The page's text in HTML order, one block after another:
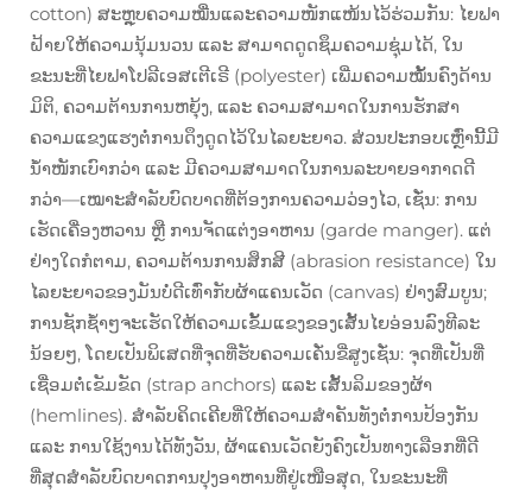
cotton) ສະຫຼຸບຄວາມໝື່ນແລະຄວາມໜັກແໜ້ນໄວ້ຮ່ວມກັນ: ໄຍຟາ
ຝ້າຍໃຫ້ຄວາມນຸ້ມນວນ ແລະ ສາມາດດູດຊຶມຄວາມຊຸ່ມໄດ້, ໃນ
ຂະນະທີ່ໄຍຟາໂປລີເອສເຕີເຣີ (polyester) ເພີ່ມຄວາມໝັ້ນຄົງດ້ານ
ມິຕິ, ຄວາມຕ້ານການຫຍຸ້ງ, ແລະ ຄວາມສາມາດໃນການຮັກສາ
ຄວາມແຂງແຮງຕໍ່ການດຶງດູດໄວ້ໃນໄລຍະຍາວ. ສ່ວນປະກອບເຫຼົ່ານີ້ມີ
ນ້ຳໜັກເບົາກວ່າ ແລະ ມີຄວາມສາມາດໃນການລະບາຍອາກາດດີ
ກວ່າ—ເໝາະສຳລັບບົດບາດທີ່ຕ້ອງການຄວາມວ່ອງໄວ, ເຊັ່ນ: ການ
ເຮັດເຄື່ອງຫວານ ຫຼື ການຈັດແຕ່ງອາຫານ (garde manger). ແຕ່
ຢ່າງໃດກໍຕາມ, ຄວາມຕ້ານການສຶກສີ (abrasion resistance) ໃນ
ໄລຍະຍາວຂອງມັນບໍ່ດີເທົ່າກັບຜ້າແຄນເວັດ (canvas) ຢ່າງສົມບູນ;
ການຊັກຊ້ຳໆຈະເຮັດໃຫ້ຄວາມເຂັ້ມແຂງຂອງເສັ້ນໄຍອ່ອນລົງທີລະ
ນ້ອຍໆ, ໂດຍເປັນພິເສດທີ່ຈຸດທີ່ຮັບຄວາມເຄັ່ນຂີ່ສູງເຊັ່ນ: ຈຸດທີ່ເປັນທີ່
ເຊື່ອມຕໍ່ເຂັມຂັດ (strap anchors) ແລະ ເສັ້ນລິມຂອງຜ້າ
(hemlines). ສຳລັບຄິດເຄີຍທີ່ໃຫ້ຄວາມສຳຄັນທັງຕໍ່ການປ້ອງກັນ
ແລະ ການໃຊ້ງານໄດ້ທັງວັນ, ຜ້າແຄນເວັດຍັງຄົງເປັນທາງເລືອກທີ່ດີ
ທີ່ສຸດສຳລັບບົດບາດການປຸງອາຫານທີ່ຢູ່ເໜືອສຸດ, ໃນຂະນະທີ່